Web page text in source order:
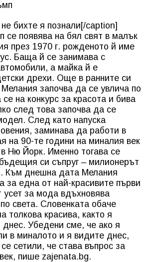
бихте я познали[/caption]
се появява на бял свят в малък
през 1970 г. рожденото й име
Баща й се занимава с
а майка й е
дрехи. Още в ранните си
започва да се увлича по
на конкурс за красота и бива
след това започва да се
След като напуска
заминава да работи в
на 90-те години на миналия век
в Ню Йорк. Именно тогава се
си съпруг – милионерът
Към днешна дата Мелания
за една от най-красивите първи
за мода вдъхновява
света. Словенката обаче
толкова красива, както я
днес. Убедени сме, че ако я
в миналото и я видите днес,
сетили, че става въпрос за
пише zajenata.bg.